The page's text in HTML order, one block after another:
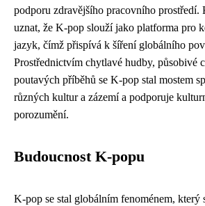
podporu zdravějšího pracovního prostředí.
uznat, že K-pop slouží jako platforma pro
jazyk, čímž přispívá k šíření globálního
Prostřednictvím chytlavé hudby, působivé
poutavých příběhů se K-pop stal mostem
různých kultur a zázemí a podporuje
porozumění.
Budoucnost K-popu
K-pop se stal globálním fenoménem, ​​který